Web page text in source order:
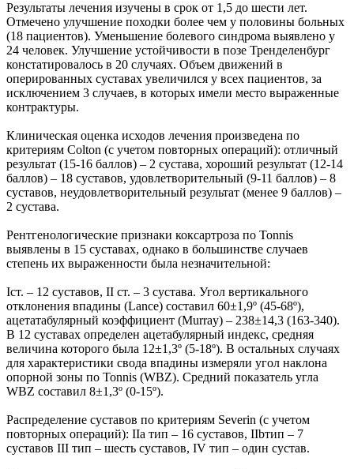
Результаты лечения изучены в срок от 1,5 до шести лет.
Отмечено улучшение походки более чем у половины больных
(18 пациентов). Уменьшение болевого синдрома выявлено у
24 человек. Улучшение устойчивости в позе Тренделенбург
констатировалось в 20 случаях. Объем движений в
оперированных суставах увеличился у всех пациентов, за
исключением 3 случаев, в которых имели место выраженные
контрактуры.
Клиническая оценка исходов лечения произведена по
критериям Colton (с учетом повторных операций): отличный
результат (15-16 баллов) – 2 сустава, хороший результат (12-14
баллов) – 18 суставов, удовлетворительный (9-11 баллов) – 8
суставов, неудовлетворительный результат (менее 9 баллов) –
2 сустава.
Рентгенологические признаки коксартроза по Tonnis
выявлены в 15 суставах, однако в большинстве случаев
степень их выраженности была незначительной:
Iст. – 12 суставов, II ст. – 3 сустава. Угол вертикального
отклонения впадины (Lance) составил 60±1,9º (45-68º),
ацетатабулярный коэффициент (Murray) – 238±14,3 (163-340).
В 12 суставах определен ацетабулярный индекс, средняя
величина которого была 12±1,3º (5-18º). В остальных случаях
для характеристики свода впадины измеряли угол наклона
опорной зоны по Tonnis (WBZ). Средний показатель угла
WBZ составил 8±1,3º (0-15º).
Распределение суставов по критериям Severin (с учетом
повторных операций): IIa тип – 16 суставов, IIbтип – 7
суставов III тип – шесть суставов, IV тип – один сустав.